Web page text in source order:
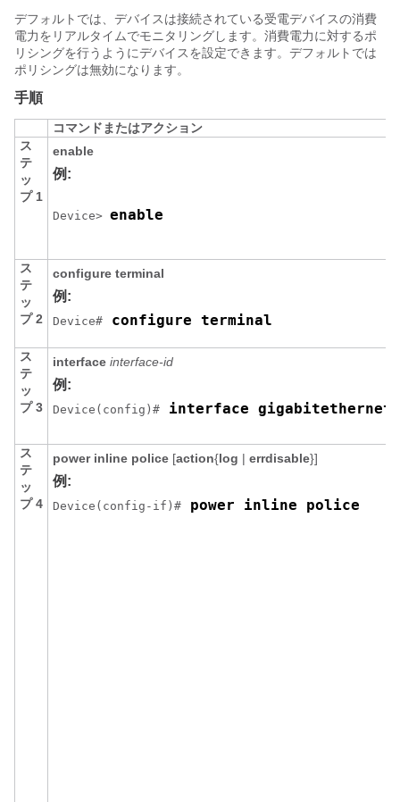
デフォルトでは、デバイスは接続されている受電デバイスの消費
電力をリアルタイムでモニタリングします。消費電力に対するポ
リシングを行うようにデバイスを設定できます。デフォルトでは
ポリシングは無効になります。
手順
コマンドまたはアクション
ス
テ
ッ
プ 1
enable
例:
Device> enable
ス
テ
ッ
プ 2
configure terminal
例:
Device# configure terminal
ス
テ
ッ
プ 3
interface interface-id
例:
Device(config)# interface
ス
テ
ッ
プ 4
power inline police [action{log | errdisable}]
例:
Device(config-if)# power inline police